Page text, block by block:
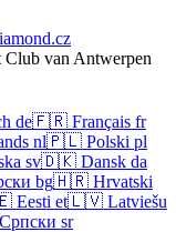
Club van Antwerpen
de🇫🇷 Français fr
nl🇵🇱 Polski pl
sv🇩🇰 Dansk da
bg🇭🇷 Hrvatski
Eesti et🇱🇻 Latviešu
Српски sr